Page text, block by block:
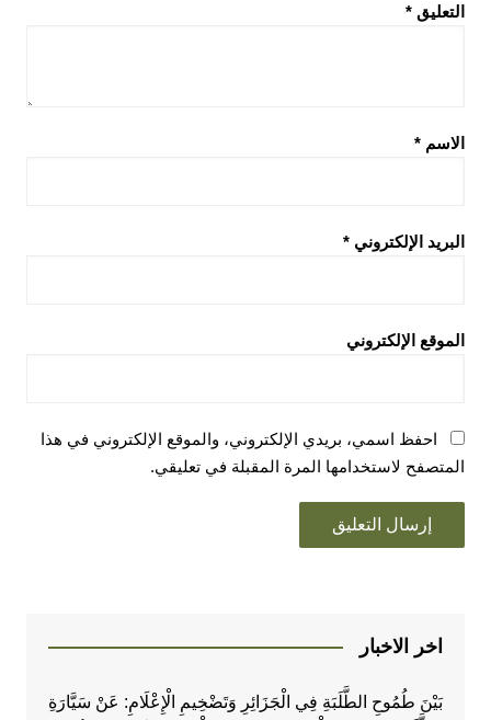
التعليق *
الاسم *
البريد الإلكتروني *
الموقع الإلكتروني
احفظ اسمي، بريدي الإلكتروني، والموقع الإلكتروني في هذا
المتصفح لاستخدامها المرة المقبلة في تعليقي.
اخر الاخبار
بَيْنَ طُمُوحِ الطَّلَبَةِ فِي الْجَزَائِرِ وَتَضْخِيمِ الْإِعْلَامِ: عَنْ سَيَّارَةِ